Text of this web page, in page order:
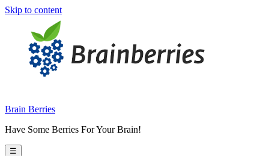
Skip to content
Brain Berries
Have Some Berries For Your Brain!
☰